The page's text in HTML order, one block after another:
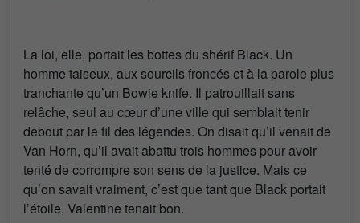
La loi, elle, portait les bottes du shérif Black. Un
homme taiseux, aux sourcils froncés et à la parole plus
tranchante qu’un Bowie knife. Il patrouillait sans
relâche, seul au cœur d’une ville qui semblait tenir
debout par le fil des légendes. On disait qu’il venait de
Van Horn, qu’il avait abattu trois hommes pour avoir
tenté de corrompre son sens de la justice. Mais ce
qu’on savait vraiment, c’est que tant que Black portait
l’étoile, Valentine tenait bon.